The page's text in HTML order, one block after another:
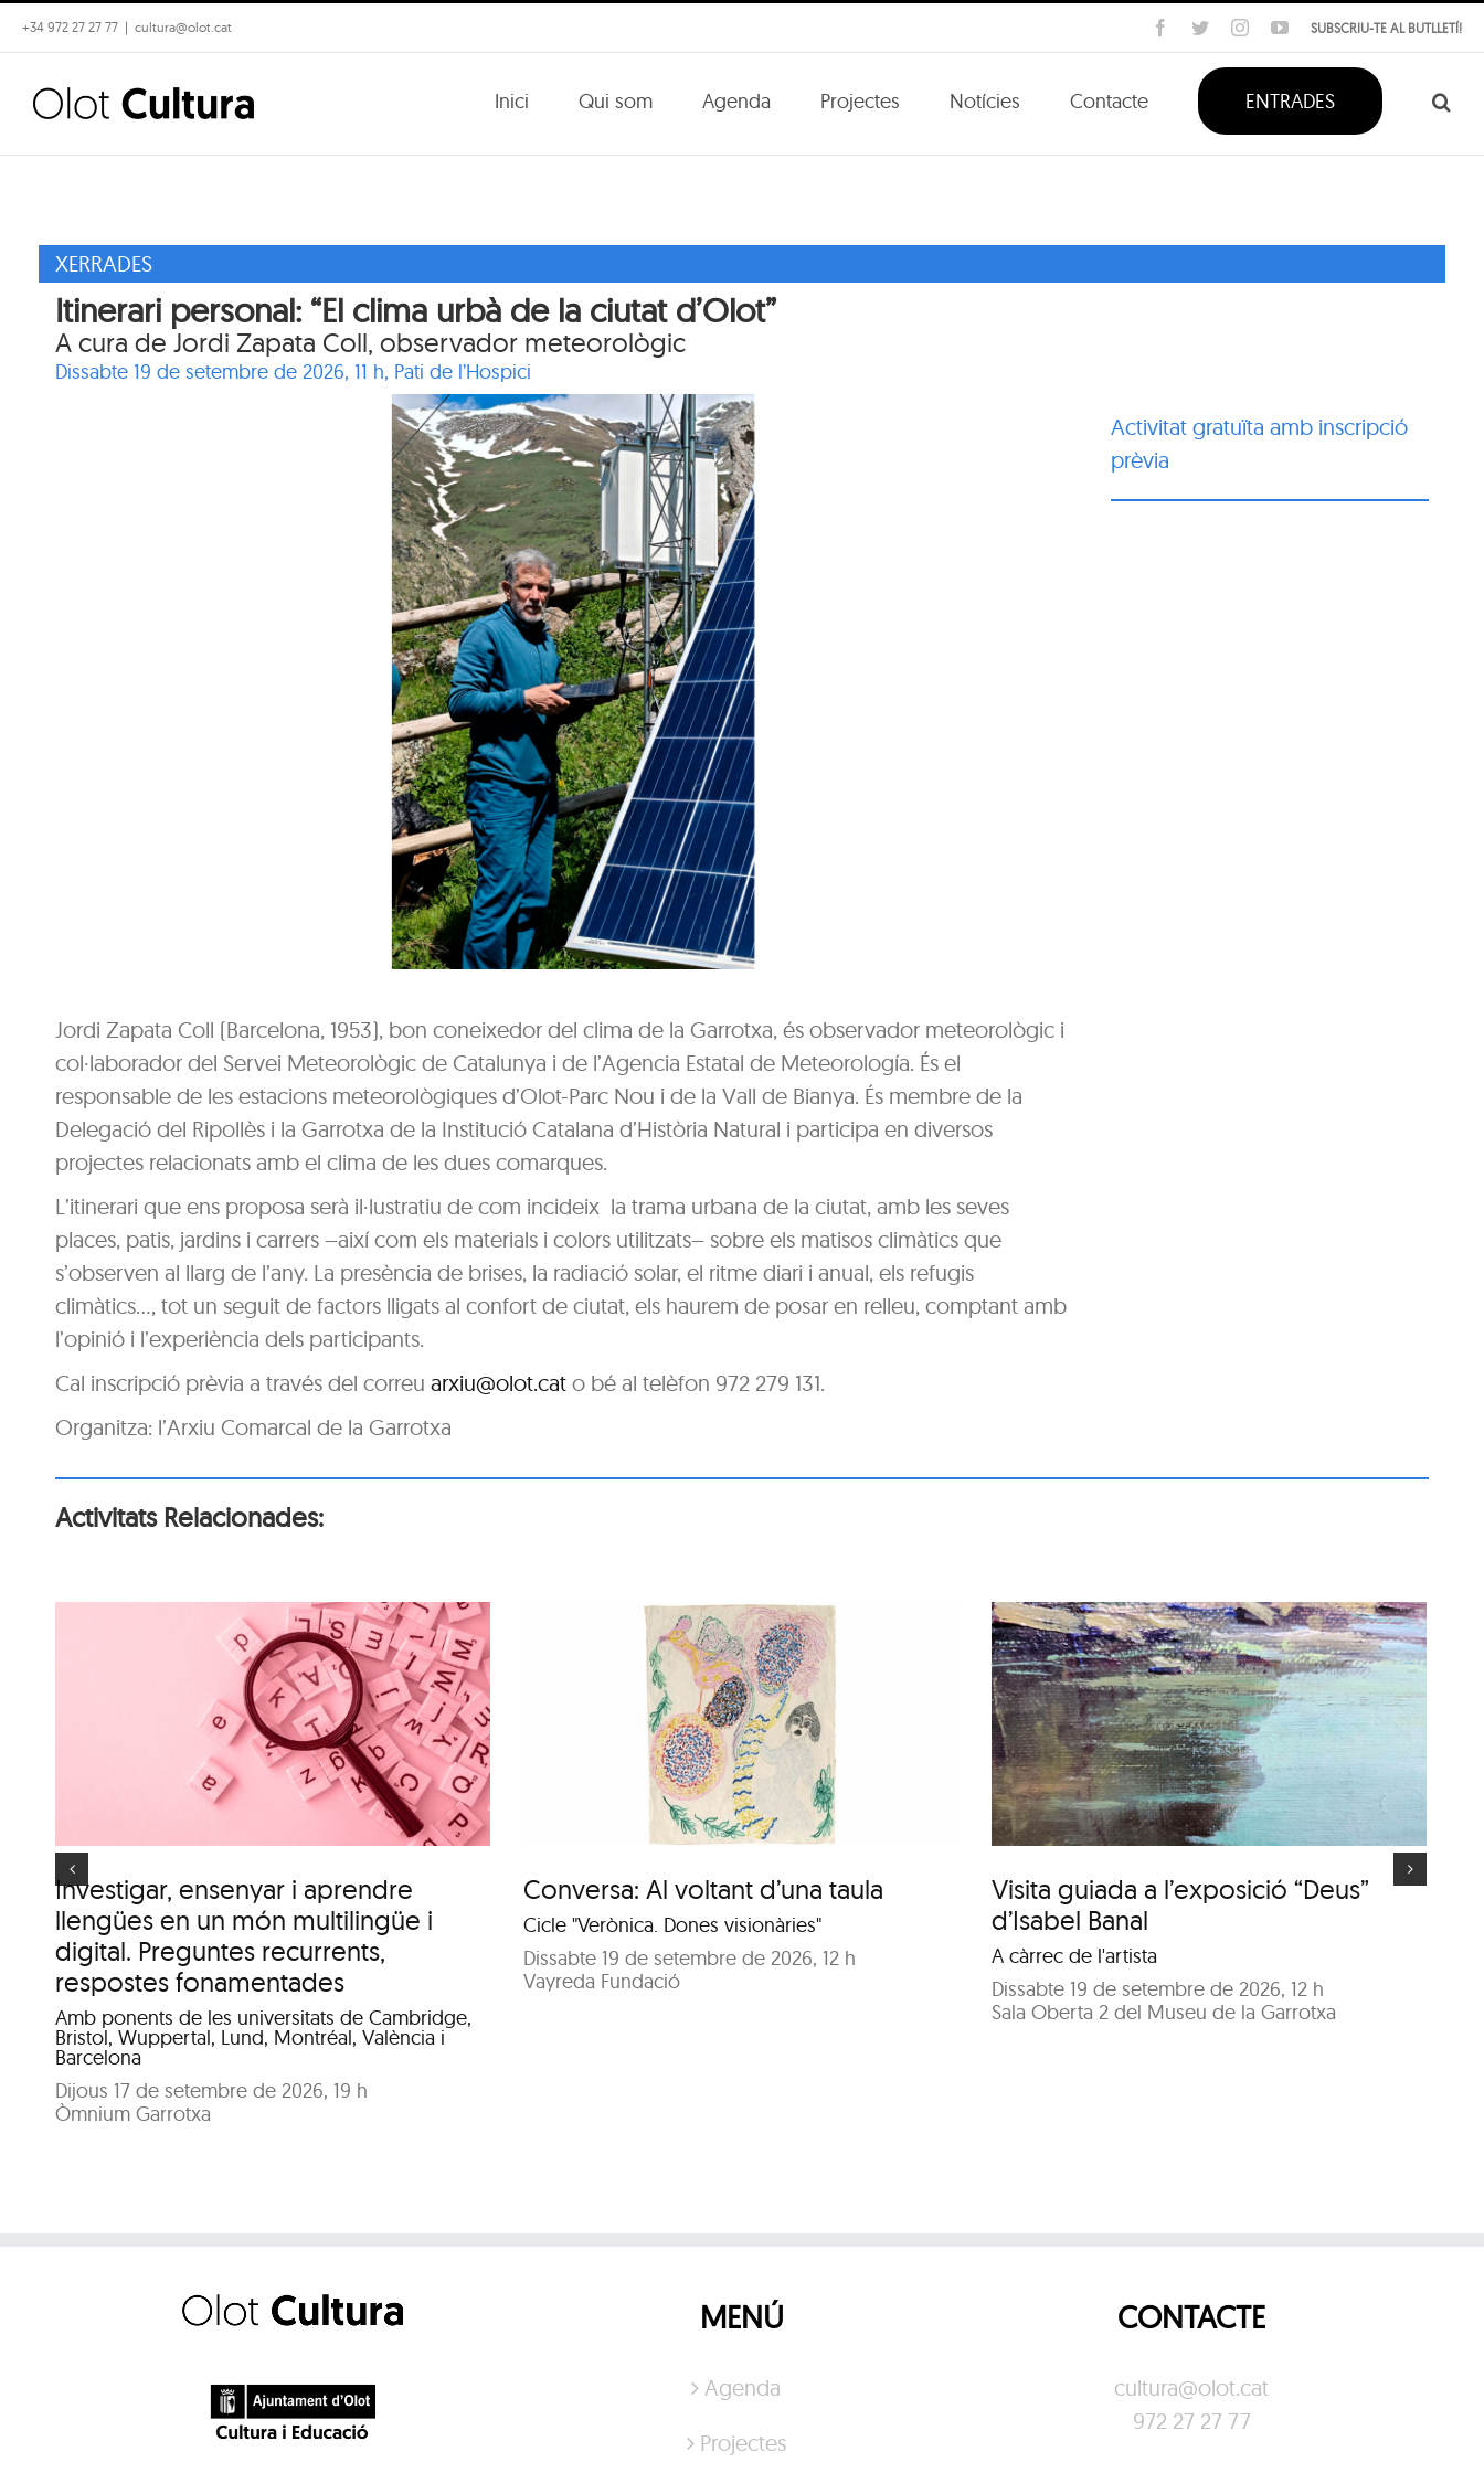
Skip
to
content
+34 972 27 27 77 | cultura@olot.cat SUBSCRIU-TE AL BUTLLETÍ!
Facebook
TwitterInstagramYouTube
Inici Qui som Agenda Projectes Notícies Contacte ENTRADES
XERRADES
Itinerari personal: “El clima urbà de la ciutat d’Olot”
A cura de Jordi Zapata Coll, observador meteorològic
Dissabte 19 de setembre de 2026, 11 h, Pati de l’Hospici
Jordi Zapata Coll (Barcelona, 1953), bon coneixedor del clima de la Garrotxa, és observador meteorològic i
col·laborador del Servei Meteorològic de Catalunya i de l’Agencia Estatal de Meteorología. És el
responsable de les estacions meteorològiques d’Olot-Parc Nou i de la Vall de Bianya. És membre de la
Delegació del Ripollès i la Garrotxa de la Institució Catalana d’Història Natural i participa en diversos
projectes relacionats amb el clima de les dues comarques.
L’itinerari que ens proposa serà il·lustratiu de com incideix la trama urbana de la ciutat, amb les seves
places, patis, jardins i carrers –així com els materials i colors utilitzats– sobre els matisos climàtics que
s’observen al llarg de l’any. La presència de brises, la radiació solar, el ritme diari i anual, els refugis
climàtics…, tot un seguit de factors lligats al confort de ciutat, els haurem de posar en relleu, comptant amb
l’opinió i l’experiència dels participants.
Cal inscripció prèvia a través del correu arxiu@olot.cat o bé al telèfon 972 279 131.
Organitza: l’Arxiu Comarcal de la Garrotxa
Activitat gratuïta amb inscripció
prèvia
Activitats Relacionades:
Investigar, ensenyar i aprendre
llengües en un món multilingüe i
digital. Preguntes recurrents,
respostes fonamentades
Amb ponents de les universitats de Cambridge,
Bristol, Wuppertal, Lund, Montréal, València i
Barcelona
Dijous 17 de setembre de 2026, 19 h
Òmnium Garrotxa
Conversa: Al voltant
d’una taula
Conversa: Al voltant d’una taula
Cicle "Verònica. Dones visionàries"
Dissabte 19 de setembre de 2026, 12 h
Vayreda Fundació
Visita guiada a l’exposició
“Deus” d’Isabel Banal
Visita guiada a l’exposició “Deus”
d’Isabel Banal
A càrrec de l'artista
Dissabte 19 de setembre de 2026, 12 h
Sala Oberta 2 del Museu de la Garrotxa
Trajectòries: Isabel Banal
conversa amb Margarida
Casacuberta
MENÚ
Agenda
Projectes
CONTACTE
cultura@olot.cat
972 27 27 77